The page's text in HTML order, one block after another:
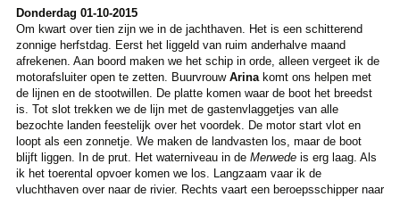
Donderdag 01-10-2015
Om kwart over tien zijn we in de jachthaven. Het is een schitterend
zonnige herfstdag. Eerst het liggeld van ruim anderhalve maand
afrekenen. Aan boord maken we het schip in orde, alleen vergeet ik de
motorafsluiter open te zetten. Buurvrouw Arinakomt ons helpen met
de lijnen en de stootwillen. De platte komen waar de boot het breedst
is. Tot slot trekken we de lijn met de gastenvlaggetjes van alle
bezochte landen feestelijk over het voordek. De motor start vlot en
loopt als een zonnetje. We maken de landvasten los, maar de boot
blijft liggen. In de prut. Het waterniveau in de Merwedeis erg laag. Als
ik het toerental opvoer komen we los. Langzaam vaar ik de
vluchthaven over naar de rivier. Rechts vaart een beroepsschipper naar